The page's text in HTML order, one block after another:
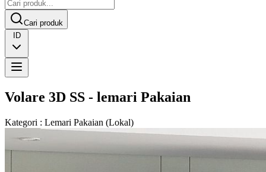
Cari produk
ID
Volare 3D SS - lemari Pakaian
Kategori : Lemari Pakaian (Lokal)